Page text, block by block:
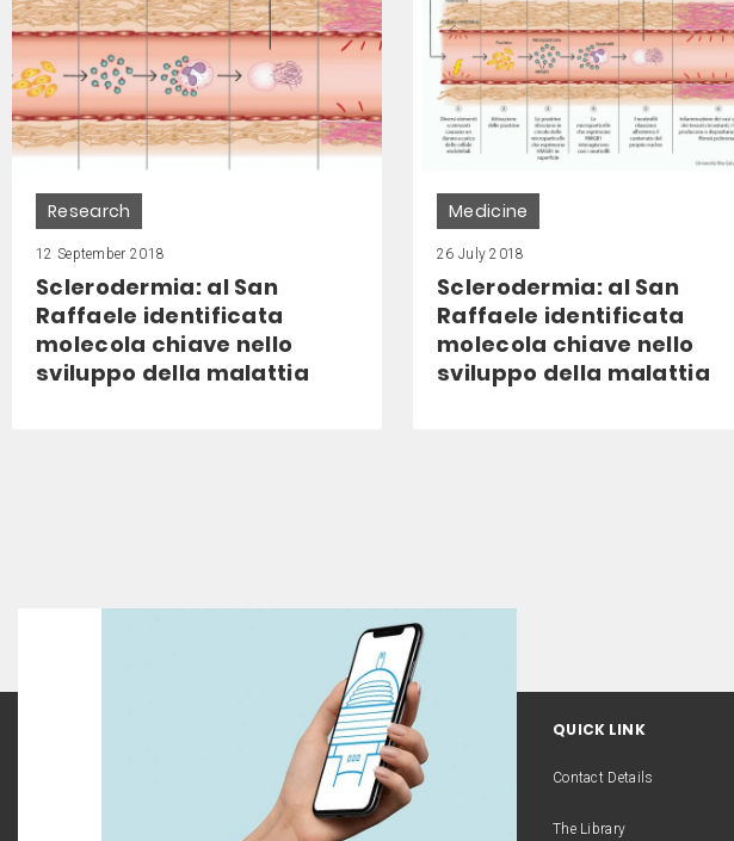
Research
12 September 2018
Sclerodermia: al San
Raffaele identificata
molecola chiave nello
sviluppo della malattia
Medicine
26 July 2018
Sclerodermia: al San
Raffaele identificata
molecola chiave nello
sviluppo della malattia
QUICK LINK
Contact Details
The Library